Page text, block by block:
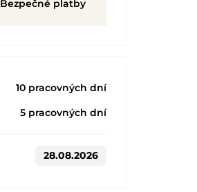
Bezpečné platby
10 pracovných dní
5 pracovných dní
28.08.2026